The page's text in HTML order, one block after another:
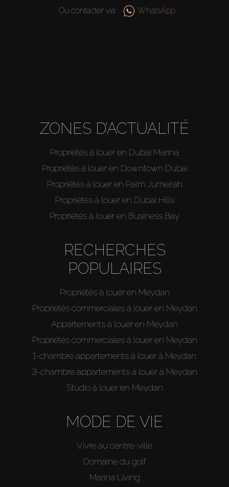
Ou contacter via WhatsApp
ZONES D’ACTUALITÉ
Propriétés à louer en Dubai Marina
Propriétés à louer en Downtown Dubai
Propriétés à louer en Palm Jumeirah
Propriétés à louer en Dubai Hills
Propriétés à louer en Business Bay
RECHERCHES
POPULAIRES
Propriétés à louer en Meydan
Propriétés commerciales à louer en Meydan
Appartements à louer en Meydan
Propriétés commerciales à louer en Meydan
1-chambre appartements à louer à Meydan
3-chambre appartements à louer à Meydan
Studio à louer en Meydan
MODE DE VIE
Vivre au centre-ville
Domaine du golf
Marina Living